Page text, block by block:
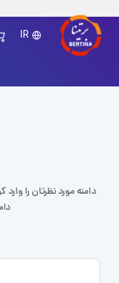
IR
دامنه مورد نظرتان را